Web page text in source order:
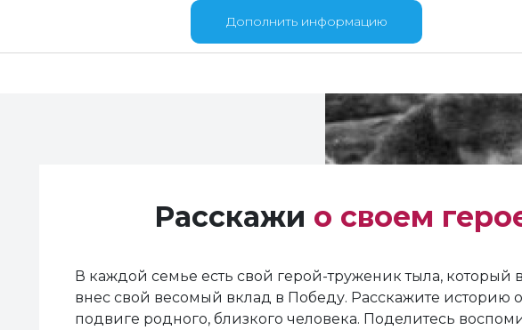
Дополнить информацию
Расскажи о своем
В каждой семье есть свой герой-труженик тыла, который
внес свой весомый вклад в Победу. Расскажите историю
подвиге родного, близкого человека. Поделитесь